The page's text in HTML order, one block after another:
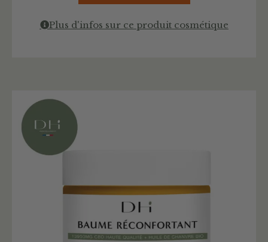
Plus d'infos sur ce produit cosmétique